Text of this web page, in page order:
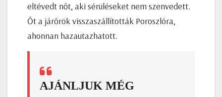
eltévedt nőt, aki sérüléseket nem szenvedett.
Őt a járőrök visszaszállították Poroszlóra,
ahonnan hazautazhatott.
AJÁNLJUK MÉG